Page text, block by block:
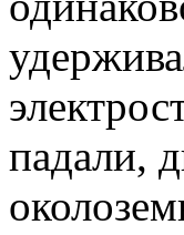
падали,